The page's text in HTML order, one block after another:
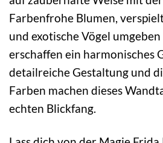
Farbenfrohe Blumen,
und exotische Vögel
erschaffen ein harmonisches
detailreiche Gestaltung und
Farben machen dieses
echten Blickfang.